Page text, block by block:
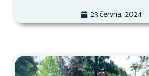
23 června, 2024